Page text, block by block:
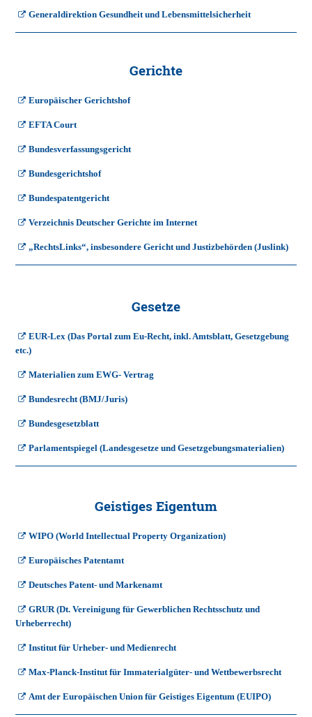
Generaldirektion Gesundheit und Lebensmittelsicherheit
Gerichte
Europäischer Gerichtshof
EFTA Court
Bundesverfassungsgericht
Bundesgerichtshof
Bundespatentgericht
Verzeichnis Deutscher Gerichte im Internet
„RechtsLinks“, insbesondere Gericht und Justizbehörden (Juslink)
Gesetze
EUR-Lex (Das Portal zum Eu-Recht, inkl. Amtsblatt, Gesetzgebung
etc.)
Materialien zum EWG- Vertrag
Bundesrecht (BMJ/Juris)
Bundesgesetzblatt
Parlamentspiegel (Landesgesetze und Gesetzgebungsmaterialien)
Geistiges Eigentum
WIPO (World Intellectual Property Organization)
Europäisches Patentamt
Deutsches Patent- und Markenamt
GRUR (Dt. Vereinigung für Gewerblichen Rechtsschutz und
Urheberrecht)
Institut für Urheber- und Medienrecht
Max-Planck-Institut für Immaterialgüter- und Wettbewerbsrecht
Amt der Europäischen Union für Geistiges Eigentum (EUIPO)